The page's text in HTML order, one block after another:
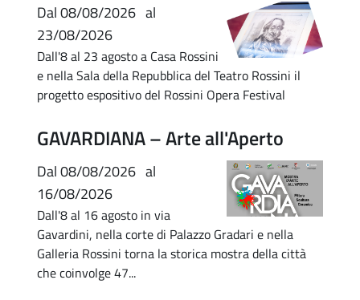
Dal08/08/2026 al
23/08/2026
Dall'8 al 23 agosto a Casa Rossini
e nella Sala della Repubblica del Teatro Rossini il
progetto espositivo del Rossini Opera Festival
GAVARDIANA – Arte all'Aperto
Dal08/08/2026 al
16/08/2026
Dall'8 al 16 agosto in via
Gavardini, nella corte di Palazzo Gradari e nella
Galleria Rossini torna la storica mostra della città
che coinvolge 47...